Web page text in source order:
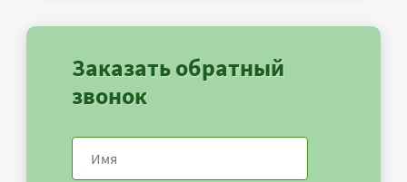
Заказать обратный
звонок